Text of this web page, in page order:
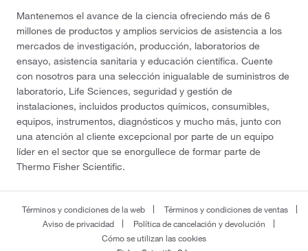
Mantenemos el avance de la ciencia ofreciendo más de 6
millones de productos y amplios servicios de asistencia a los
mercados de investigación, producción, laboratorios de
ensayo, asistencia sanitaria y educación científica. Cuente
con nosotros para una selección inigualable de suministros de
laboratorio, Life Sciences, seguridad y gestión de
instalaciones, incluidos productos químicos, consumibles,
equipos, instrumentos, diagnósticos y mucho más, junto con
una atención al cliente excepcional por parte de un equipo
líder en el sector que se enorgullece de formar parte de
Thermo Fisher Scientific.
Términos y condiciones de la web
Términos y condiciones de ventas
Aviso de privacidad
Política de cancelación y devolución
Cómo se utilizan las cookies